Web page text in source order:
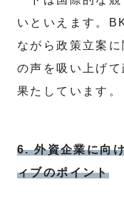
いといえます。
ながら政策立案
の声を吸い上げ
果たしています。
6. 外資企業に向
ィブのポイント